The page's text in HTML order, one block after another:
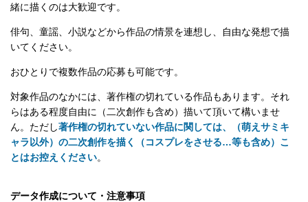
緒に描くのは大歓迎です。
俳句、童謡、小説などから作品の情景を連想し、自由な発想で描
いてください。
おひとりで複数作品の応募も可能です。
対象作品のなかには、著作権の切れている作品もあります。それ
らはある程度自由に（二次創作も含め）描いて頂いて構いませ
ん。ただし著作権の切れていない作品に関しては、（萌えサミキ
ャラ以外）の二次創作を描く（コスプレをさせる…等も含め）こ
とはお控えください。
データ作成について・注意事項